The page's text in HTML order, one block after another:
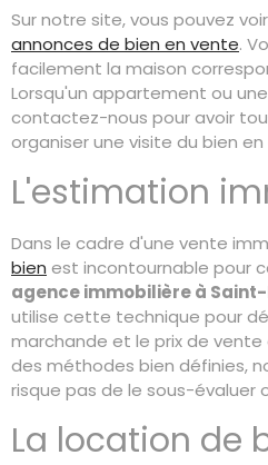
Sur notre site, vous pouvez
annonces de bien en vente.
facilement la maison
Lorsqu'un appartement ou
contactez-nous pour avoir
organiser une visite du bien
L'estimation
Dans le cadre d'une vente
bien est incontournable pour
agence immobilière à Saint-
utilise cette technique pour
marchande et le prix de vente
des méthodes bien définies,
risque pas de le sous-évaluer
La location de